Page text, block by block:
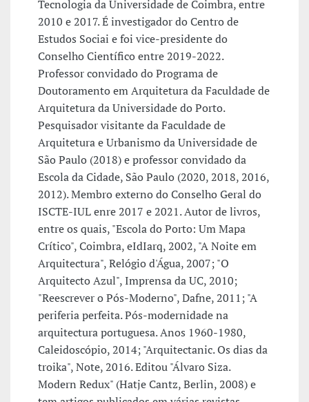
Tecnologia da Universidade de Coimbra, entre
2010 e 2017. É investigador do Centro de
Estudos Sociai e foi vice-presidente do
Conselho Científico entre 2019-2022.
Professor convidado do Programa de
Doutoramento em Arquitetura da Faculdade de
Arquitetura da Universidade do Porto.
Pesquisador visitante da Faculdade de
Arquitetura e Urbanismo da Universidade de
São Paulo (2018) e professor convidado da
Escola da Cidade, São Paulo (2020, 2018, 2016,
2012). Membro externo do Conselho Geral do
ISCTE-IUL enre 2017 e 2021. Autor de livros,
entre os quais, "Escola do Porto: Um Mapa
Crítico", Coimbra, eIdIarq, 2002, "A Noite em
Arquitectura", Relógio d'Água, 2007; "O
Arquitecto Azul", Imprensa da UC, 2010;
"Reescrever o Pós-Moderno", Dafne, 2011; "A
periferia perfeita. Pós-modernidade na
arquitectura portuguesa. Anos 1960-1980,
Caleidoscópio, 2014; "Arquitectanic. Os dias da
troika", Note, 2016. Editou "Álvaro Siza.
Modern Redux" (Hatje Cantz, Berlin, 2008) e